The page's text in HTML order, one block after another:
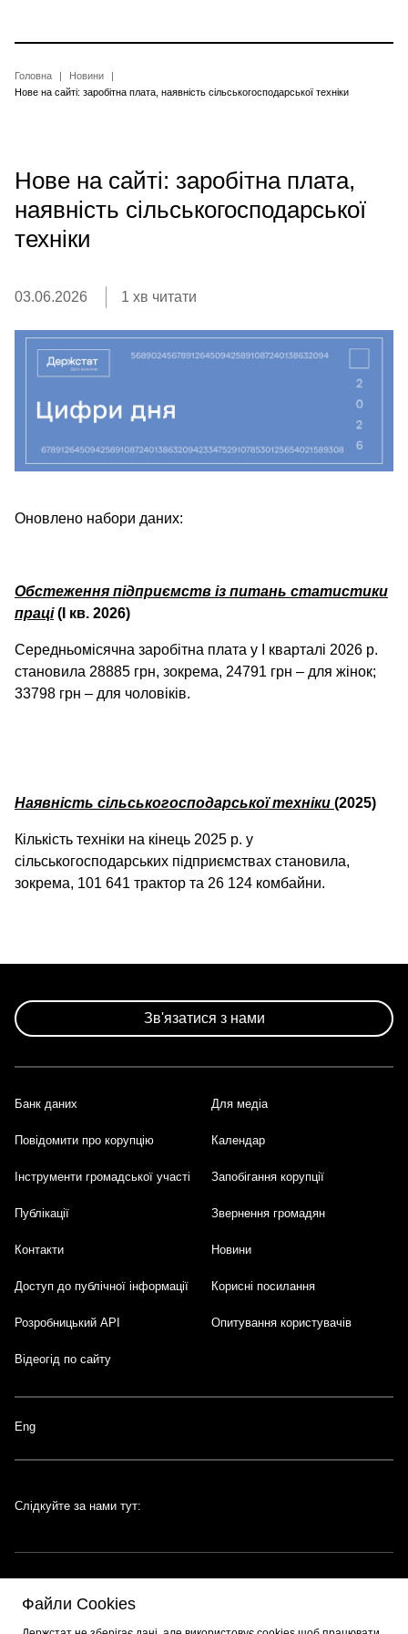
основного
Рядок
Головна
Новини
Нове на сайті: заробітна плата, наявність сільськогосподарської техніки
Нове на сайті: заробітна плата,
наявність сільськогосподарської
техніки
03.06.2026 1 хв читати
Оновлено набори даних:
Обстеження підприємств із питань статистики
праці(I кв. 2026)
Середньомісячна заробітна плата у І кварталі 2026 р.
становила 28885 грн, зокрема, 24791 грн – для жінок;
33798 грн – для чоловіків.
Наявність сільськогосподарської техніки (2025)
Кількість техніки на кінець 2025 р. у
сільськогосподарських підприємствах становила,
зокрема, 101 641 трактор та 26 124 комбайни.
Зв'язатися з нами
Footer
Банк даних Для медіа
Повідомити про корупцію Календар
Інструменти громадської участі Запобігання корупції
Публікації Звернення громадян
Контакти Новини
Доступ до публічної інформації Корисні посилання
Розробницький API Опитування користувачів
Відеогід по сайту
Eng
Портал створено за підтримки швейцарсько-української програми
Слідкуйте за нами тут:
Файли Cookies